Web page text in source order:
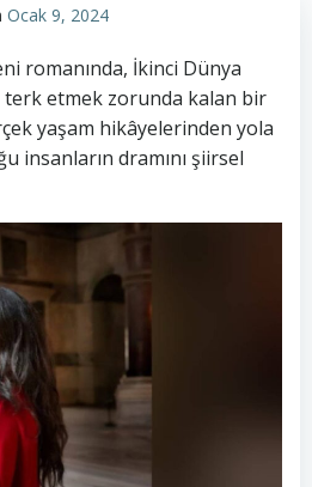
Ocak 9, 2024
romanında, İkinci Dünya
terk etmek zorunda kalan bir
yaşam hikâyelerinden yola
insanların dramını şiirsel